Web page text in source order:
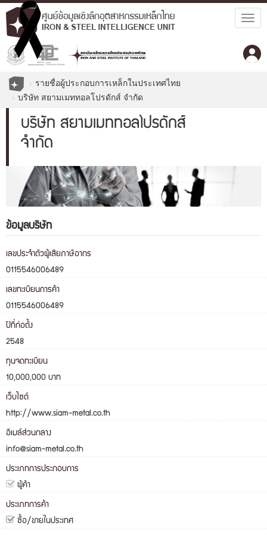
รายชื่อผู้ประกอบการเหล็กในประเทศไทย
บริษัท สยามเมททอลโปรดักส์ จำกัด
บริษัท สยามเมททอลโปรดักส์
จำกัด
ข้อมูลบริษัท
เลขประจำตัวผู้เสียภาษีอากร
0115546006489
เลขทะเบียนการค้า
0115546006489
ปีที่ก่อตั้ง
2548
ทุนจดทะเบียน
10,000,000 บาท
เว็บไซต์
http://www.siam-metal.co.th
อีเมล์ส่วนกลาง
info@siam-metal.co.th
ประเภทการประกอบการ
ผู้ค้า
ประเภทการค้า
ซื้อ/ขายในประเทศ